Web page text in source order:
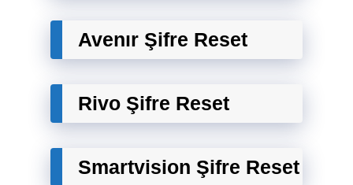
Avenır Şifre Reset
Rivo Şifre Reset
Smartvision Şifre Reset